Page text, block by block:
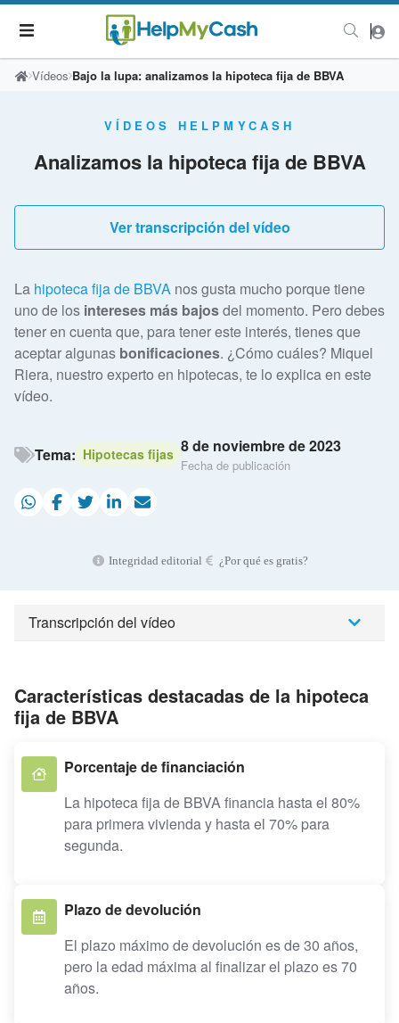
Vídeos Bajo la lupa: analizamos la hipoteca fija de BBVA
VÍDEOS HELPMYCASH
Analizamos la hipoteca fija de BBVA
Ver transcripción del vídeo
La hipoteca fija de BBVA nos gusta mucho porque tiene
uno de los intereses más bajosdel momento. Pero debes
tener en cuenta que, para tener este interés, tienes que
aceptar algunas bonificaciones. ¿Cómo cuáles? Miquel
Riera, nuestro experto en hipotecas, te lo explica en este
vídeo.
Tema: Hipotecas fijas 8 de noviembre de 2023
Fecha de publicación
Integridad editorial ¿Por qué es gratis?
Transcripción del vídeo
Características destacadas de la hipoteca
fija de BBVA
Porcentaje de financiación
La hipoteca fija de BBVA financia hasta el 80%
para primera vivienda y hasta el 70% para
segunda.
Plazo de devolución
El plazo máximo de devolución es de 30 años,
pero la edad máxima al finalizar el plazo es 70
años.